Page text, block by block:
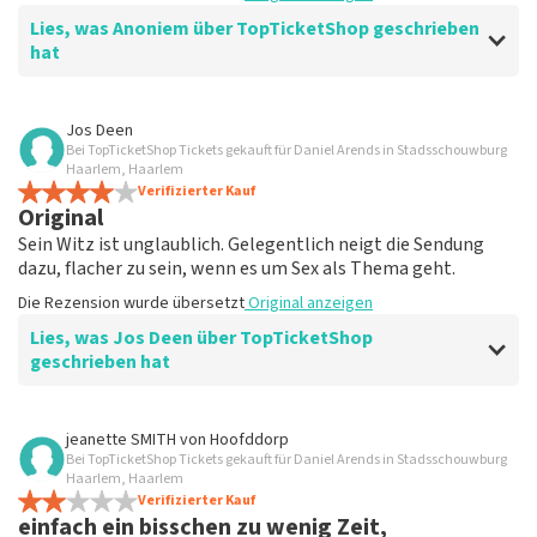
Lies, was Anoniem über TopTicketShop geschrieben
hat
Bewertung von Anoniem über
Gut, halte dich an die Vereinbarungen
Die Rezension wurde übersetzt
Jos Deen
Bei TopTicketShop Tickets gekauft für Daniel Arends in Stadsschouwburg
Haarlem, Haarlem
Verifizierter Kauf
Original
Sein Witz ist unglaublich. Gelegentlich neigt die Sendung
dazu, flacher zu sein, wenn es um Sex als Thema geht.
Die Rezension wurde übersetztOriginal anzeigen
Lies, was Jos Deen über TopTicketShop
geschrieben hat
Bewertung von Jos Deen über
Die Tickets stimmten zeitlich nicht ganz
Die Rezension wurde übersetzt
jeanette SMITH von Hoofddorp
Bei TopTicketShop Tickets gekauft für Daniel Arends in Stadsschouwburg
Haarlem, Haarlem
Verifizierter Kauf
einfach ein bisschen zu wenig Zeit,